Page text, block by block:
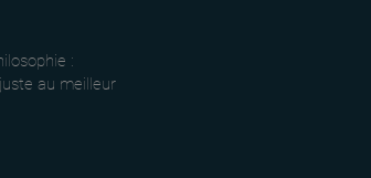
:
au meilleur